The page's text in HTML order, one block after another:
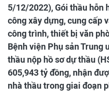
5/12/2022), Gói thầu hỗn
công xây dựng, cung cấp
công trình, thiết bị văn
Bệnh viện Phụ sản Trung
thầu nộp hồ sơ dự thầu
605,943 tỷ đồng, nhận
nhà thầu trong giai đoạn